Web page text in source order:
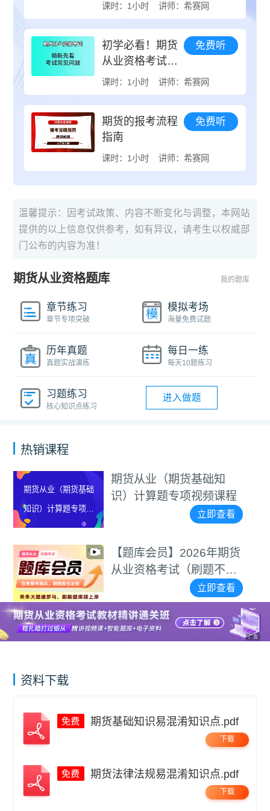
课时：1小时 讲师：希赛网
初学必看！期货
从业资格考试常
见的10个问题
免费听
课时：1小时 讲师：希赛网
期货的报考流程
指南
免费听
课时：1小时 讲师：希赛网
温馨提示：因考试政策、内容不断变化与调整，本网站
提供的以上信息仅供参考，如有异议，请考生以权威部
门公布的内容为准！
期货从业资格题库 我的题库
章节练习
章节专项突破
模拟考场
海量免费试题
历年真题
真题实战演练
每日一练
每天10题练习
习题练习
核心知识点练习
进入做题
热销课程
期货从业（期货基础
知识）计算题专项视
频课程
期货从业（期货基础知
识）计算题专项视频课程
立即查看
【题库会员】2026年期货
从业资格考试（刷题不用
立即查看
广告
资料下载
期货基础知识易混淆知识点.pdf
下载
期货法律法规易混淆知识点.pdf
下载